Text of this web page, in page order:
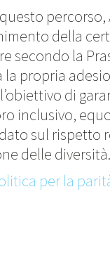
percorso,
della
secondo la
la propria
di
inclusivo,
sul rispetto
delle diversità.
per la